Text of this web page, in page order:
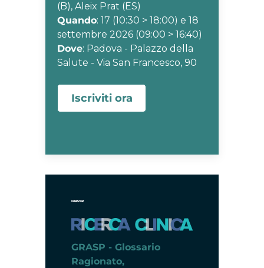
(B), Aleix Prat (ES)
Quando: 17 (10:30 > 18:00) e 18
settembre 2026 (09:00 > 16:40)
Dove: Padova - Palazzo della
Salute - Via San Francesco, 90
Iscriviti ora
GRASP - Glossario
Ragionato,